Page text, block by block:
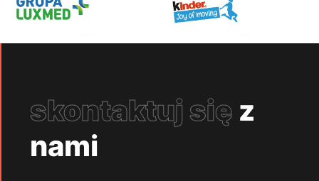
skontaktuj się z
nami